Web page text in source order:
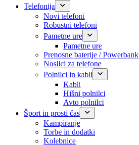
Telefonija
Novi telefoni
Robustni telefoni
Pametne ure
Pametne ure
Prenosne baterije / Powerbank
Nosilci za telefone
Polnilci in kabli
Kabli
Hišni polnilci
Avto polnilci
Šport in prosti čas
Kampiranje
Torbe in dodatki
Kolebnice